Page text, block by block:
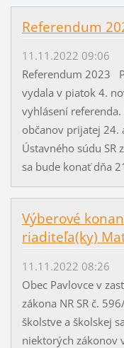
Referendum
11.11.2022 09:06
Referendum 2023
vydala v piatok 4.
vyhlásení
občanov prijatej 24.
Ústavného súdu SR
sa bude konať dňa
Výberové
riaditeľa(ky)
11.11.2022 08:26
Obec Pavlovce v
zákona NR SR č.
školstve a školskej
niektorých zákonov